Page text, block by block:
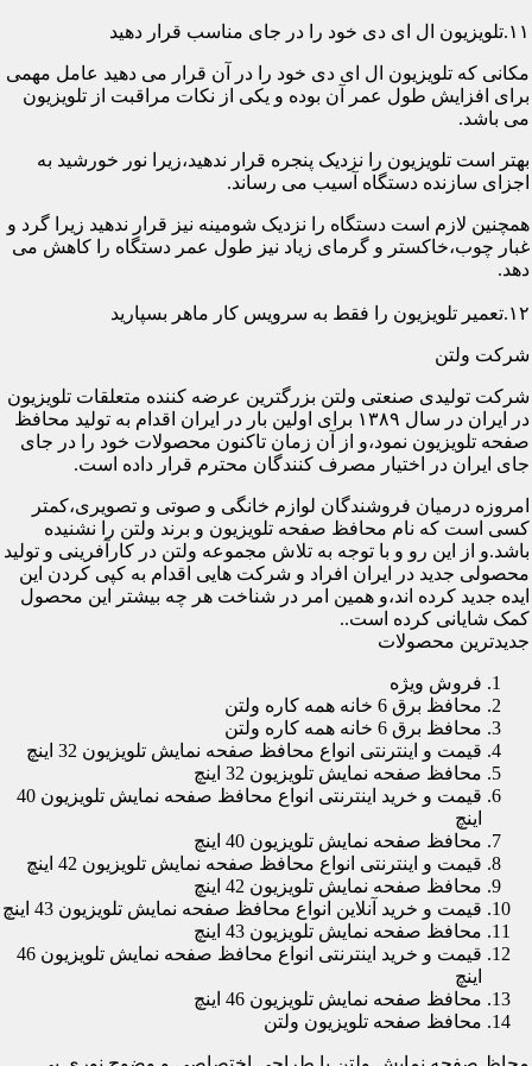
۱۱.تلویزیون ال ای دی خود را در جای مناسب قرار دهید
مکانی که تلویزیون ال ای دی خود را در آن قرار می دهید عامل مهمی
برای افزایش طول عمر آن بوده و یکی از نکات مراقبت از تلویزیون
می باشد.
بهتر است تلویزیون را نزدیک پنجره قرار ندهید،زیرا نور خورشید به
اجزای سازنده دستگاه آسیب می رساند.
همچنین لازم است دستگاه را نزدیک شومینه نیز قرار ندهید زیرا گرد و
غبار چوب،خاکستر و گرمای زیاد نیز طول عمر دستگاه را کاهش می
دهد.
۱۲.تعمیر تلویزیون را فقط به سرویس کار ماهر بسپارید
شرکت ولتن
شرکت تولیدی صنعتی ولتن بزرگترین عرضه کننده متعلقات تلویزیون
در ایران در سال ۱۳۸۹ برای اولین بار در ایران اقدام به تولید محافظ
صفحه تلویزیون نمود،و از آن زمان تاکنون محصولات خود را در جای
جای ایران در اختیار مصرف کنندگان محترم قرار داده است.
امروزه درمیان فروشندگان لوازم خانگی و صوتی و تصویری،کمتر
کسی است که نام محافظ صفحه تلویزیون و برند ولتن را نشنیده
باشد.و از این رو و با توجه به تلاش مجموعه ولتن در کارآفرینی و تولید
محصولی جدید در ایران افراد و شرکت هایی اقدام به کپی کردن این
ایده جدید کرده اند،و همین امر در شناخت هر چه بیشتر این محصول
کمک شایانی کرده است..
جدیدترین محصولات
فروش ویژه
محافظ برق 6 خانه همه کاره ولتن
محافظ برق 6 خانه همه کاره ولتن
قیمت و اینترنتی انواع محافظ صفحه نمایش تلویزیون 32 اینچ
محافظ صفحه نمایش تلویزیون 32 اینچ
قیمت و خرید اینترنتی انواع محافظ صفحه نمایش تلویزیون 40
اینچ
محافظ صفحه نمایش تلویزیون 40 اینچ
قیمت و اینترنتی انواع محافظ صفحه نمایش تلویزیون 42 اینچ
محافظ صفحه نمایش تلویزیون 42 اینچ
قیمت و خرید آنلاین انواع محافظ صفحه نمایش تلویزیون 43 اینچ
محافظ صفحه نمایش تلویزیون 43 اینچ
قیمت و خرید اینترنتی انواع محافظ صفحه نمایش تلویزیون 46
اینچ
محافظ صفحه نمایش تلویزیون 46 اینچ
محافظ صفحه تلویزیون ولتن